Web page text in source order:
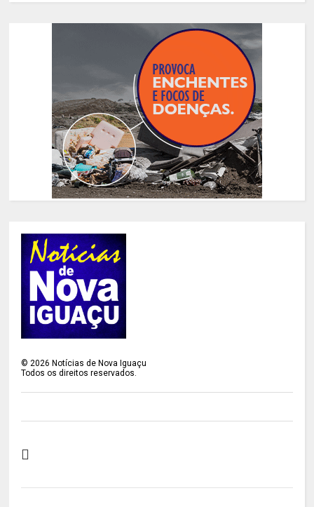
©2026 Notícias de Nova Iguaçu
Todos os direitos reservados.